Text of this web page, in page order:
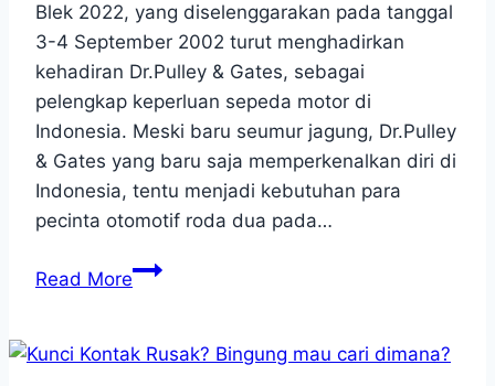
Blek 2022, yang diselenggarakan pada tanggal
3-4 September 2002 turut menghadirkan
kehadiran Dr.Pulley & Gates, sebagai
pelengkap keperluan sepeda motor di
Indonesia. Meski baru seumur jagung, Dr.Pulley
& Gates yang baru saja memperkenalkan diri di
Indonesia, tentu menjadi kebutuhan para
pecinta otomotif roda dua pada…
Read MoreSukses
Otobursa